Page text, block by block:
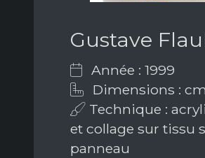
Gustave
Année : 1999
Dimensions : cm
Technique :
et collage sur tissu
panneau